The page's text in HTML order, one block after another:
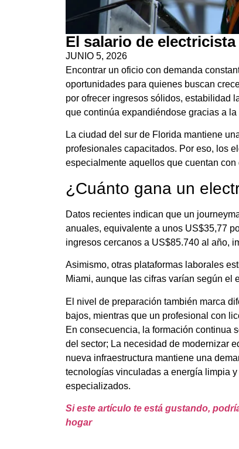
El salario de
JUNIO 5, 2026
Encontrar un oficio con demanda
oportunidades para quienes buscan
por ofrecer ingresos sólidos, estabilidad
que continúa expandiéndose gracias a
La ciudad del sur de Florida mantiene
profesionales capacitados. Por eso, los
especialmente aquellos que cuentan
¿Cuánto gana un
Datos recientes indican que un
anuales, equivalente a unos US$35,77
ingresos cercanos a US$85.740 al año,
Asimismo, otras plataformas laborales
Miami, aunque las cifras varían según el
El nivel de preparación también marca
bajos, mientras que un profesional con
En consecuencia, la formación continua
del sector; La necesidad de modernizar
nueva infraestructura mantiene una
tecnologías vinculadas a energía limpia
especializados.
Si este artículo te está gustando,
hogar